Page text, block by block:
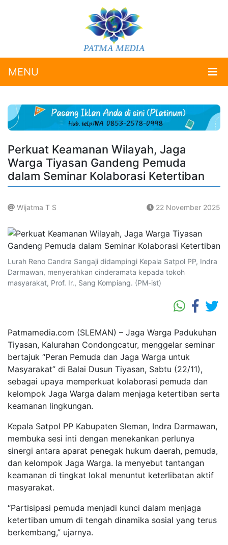
MENU
Perkuat Keamanan Wilayah, Jaga
Warga Tiyasan Gandeng Pemuda
dalam Seminar Kolaborasi Ketertiban
Wijatma T S 22 November 2025
Lurah Reno Candra Sangaji didampingi Kepala Satpol PP, Indra
Darmawan, menyerahkan cinderamata kepada tokoh
masyarakat, Prof. Ir., Sang Kompiang. (PM-ist)
Patmamedia.com (SLEMAN) – Jaga Warga Padukuhan
Tiyasan, Kalurahan Condongcatur, menggelar seminar
bertajuk “Peran Pemuda dan Jaga Warga untuk
Masyarakat” di Balai Dusun Tiyasan, Sabtu (22/11),
sebagai upaya memperkuat kolaborasi pemuda dan
kelompok Jaga Warga dalam menjaga ketertiban serta
keamanan lingkungan.
Kepala Satpol PP Kabupaten Sleman, Indra Darmawan,
membuka sesi inti dengan menekankan perlunya
sinergi antara aparat penegak hukum daerah, pemuda,
dan kelompok Jaga Warga. Ia menyebut tantangan
keamanan di tingkat lokal menuntut keterlibatan aktif
masyarakat.
“Partisipasi pemuda menjadi kunci dalam menjaga
ketertiban umum di tengah dinamika sosial yang terus
berkembang,” ujarnya.